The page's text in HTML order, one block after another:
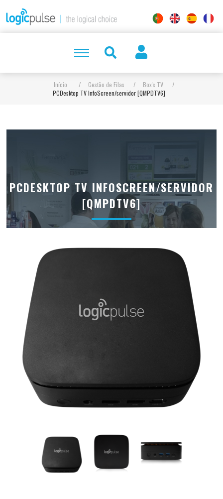
Início / Gestão de Filas / Box's TV
/
PCDesktop TV InfoScreen/servidor [QMPDTV6]
PCDESKTOP TV INFOSCREEN/SERVIDOR
[QMPDTV6]